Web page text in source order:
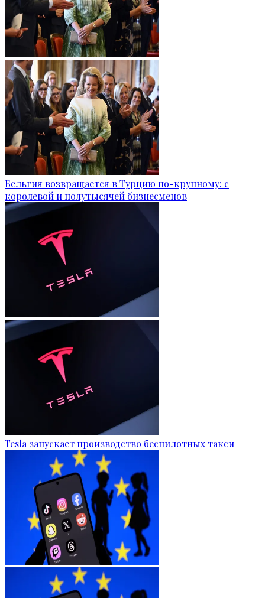
Бельгия возвращается в Турцию по-крупному: с
королевой и полутысячей бизнесменов
Tesla запускает производство беспилотных такси